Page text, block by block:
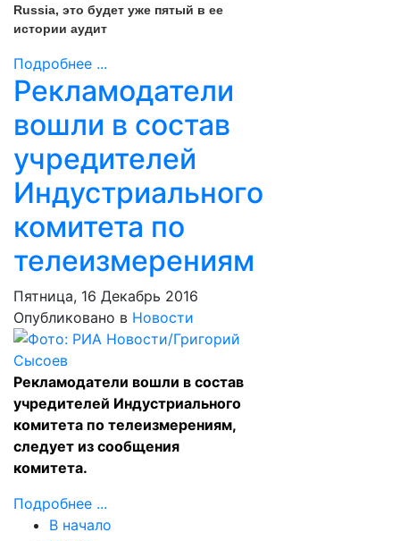
Russia, это будет уже пятый в ее
истории аудит
Подробнее ...
Рекламодатели
вошли в состав
учредителей
Индустриального
комитета по
телеизмерениям
Пятница, 16 Декабрь 2016
Опубликовано в Новости
Рекламодатели вошли в состав
учредителей Индустриального
комитета по телеизмерениям,
следует из сообщения
комитета.
Подробнее ...
В начало